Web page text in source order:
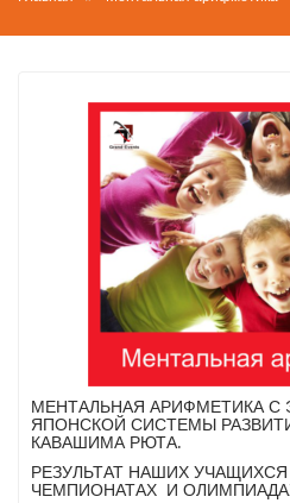
МЕНТАЛЬНАЯ АРИФМЕТИКА С
ЯПОНСКОЙ СИСТЕМЫ
КАВАШИМА РЮТА.
РЕЗУЛЬТАТ НАШИХ
ЧЕМПИОНАТАХ И ОЛИМПИАДАХ